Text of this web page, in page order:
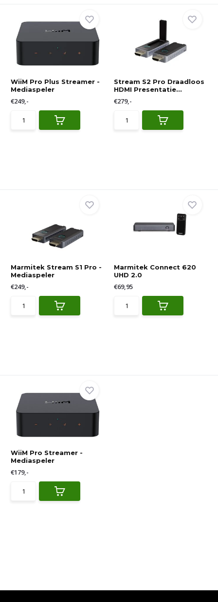
WiiM Pro Plus Streamer -
Mediaspeler
€249,-
Stream S2 Pro Draadloos
HDMI Presentatie...
€279,-
Marmitek Stream S1 Pro -
Mediaspeler
€249,-
Marmitek Connect 620
UHD 2.0
€69,95
WiiM Pro Streamer -
Mediaspeler
€179,-